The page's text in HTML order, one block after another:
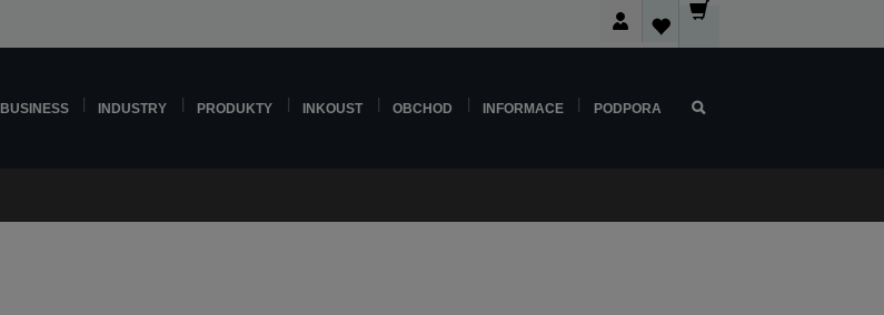
BUSINESS INDUSTRY PRODUKTY INKOUST OBCHOD INFORMACE PODPORA